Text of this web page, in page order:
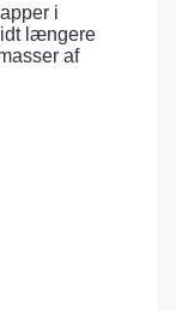
i
længere
af